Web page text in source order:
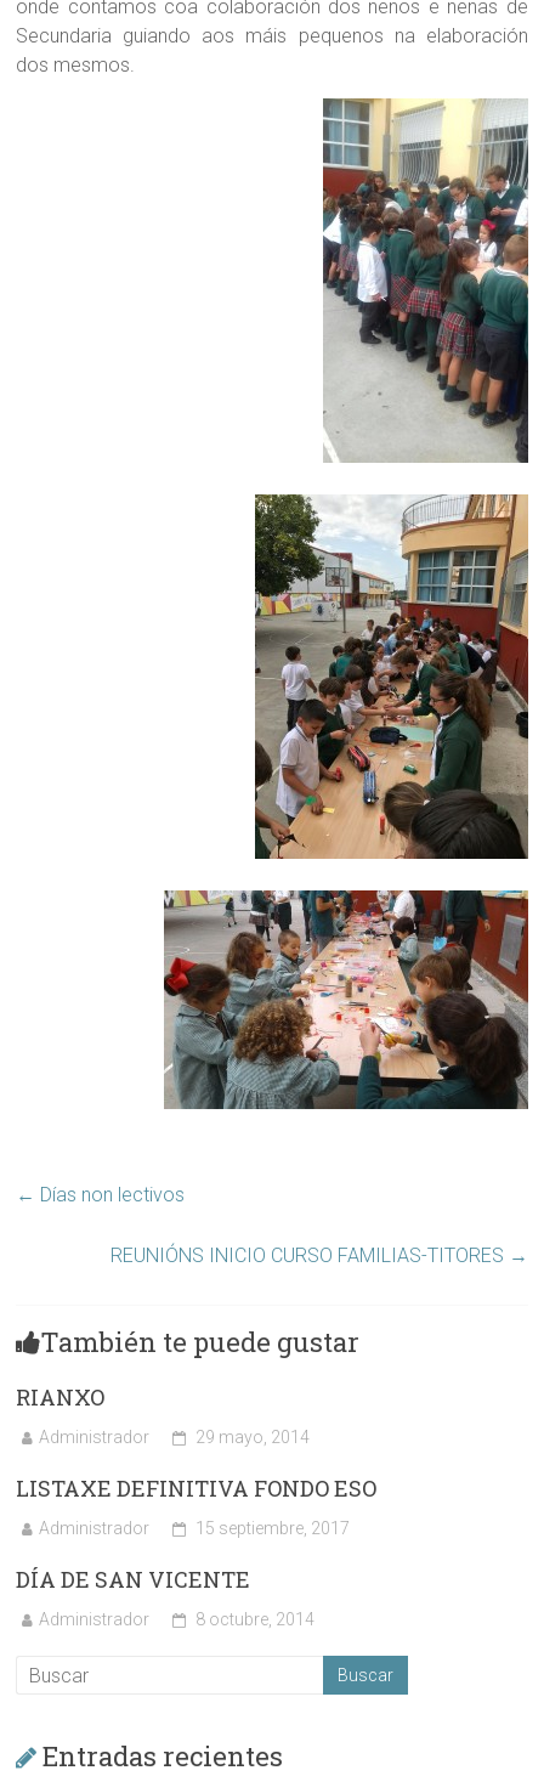
onde contamos coa colaboración dos nenos e nenas de
Secundaria guiando aos máis pequenos na elaboración
dos mesmos.
← Días non lectivos
REUNIÓNS INICIO CURSO FAMILIAS-TITORES →
También te puede gustar
RIANXO
Administrador 29 mayo, 2014
LISTAXE DEFINITIVA FONDO ESO
Administrador 15 septiembre, 2017
DÍA DE SAN VICENTE
Administrador 8 octubre, 2014
Entradas recientes